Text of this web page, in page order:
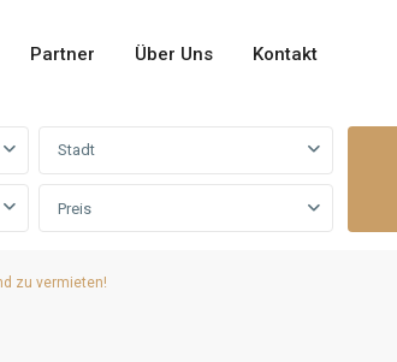
Partner Über Uns
Kontakt
Stadt
Preis
zu vermieten!